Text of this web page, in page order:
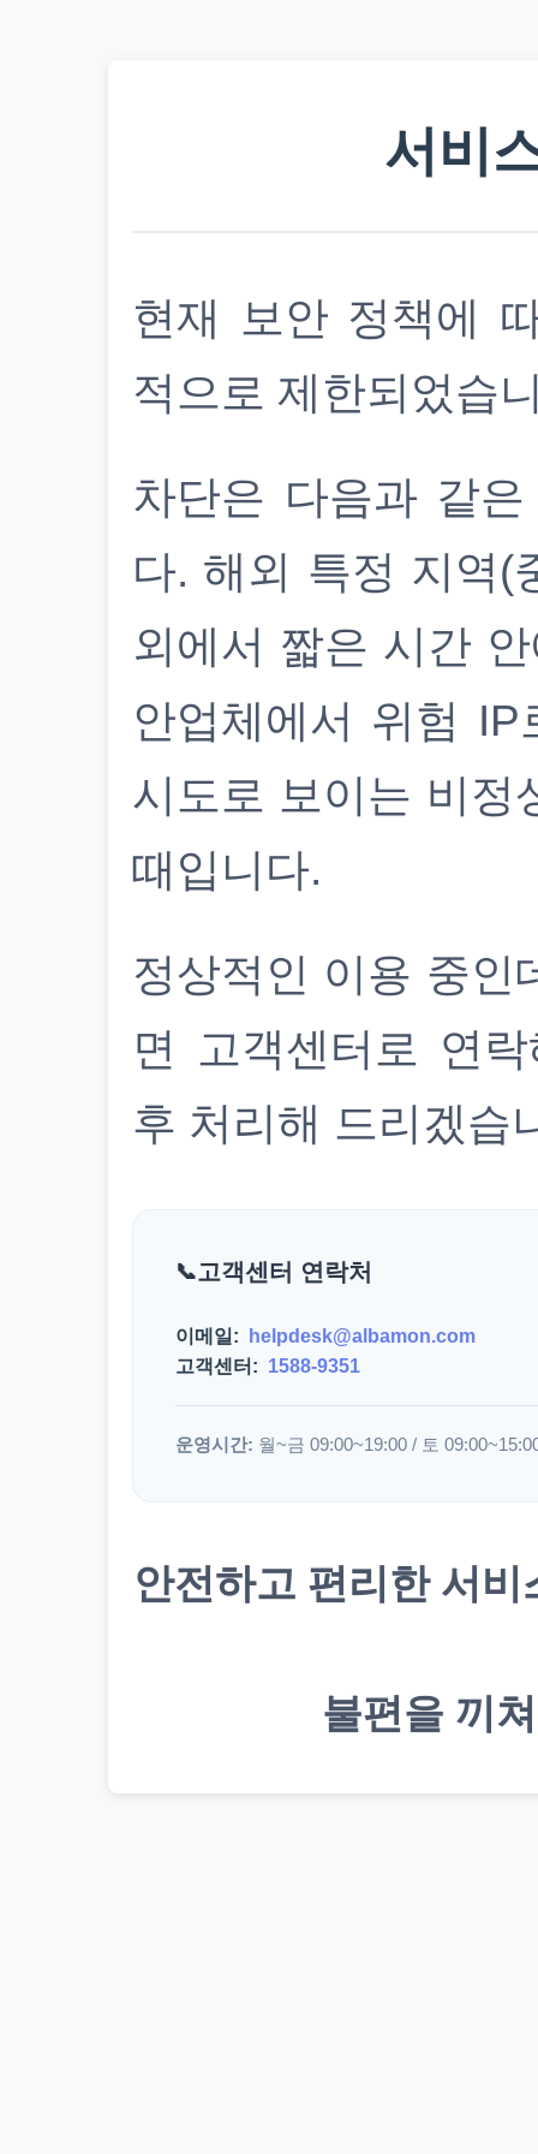
서비
현재 보안 정책에
적으로 제한되었습
차단은 다음과 같
다. 해외 특정 지역(
외에서 짧은 시간
안업체에서 위험
시도로 보이는 비정
때입니다.
정상적인 이용 중인
면 고객센터로 연
후 처리해 드리겠습
고객센터 연락처
이메일:
helpdesk@albamon.com
고객센터: 1588-9351
운영시간: 월~금 09:00~19:00 / 토
안전하고 편리한 서
불편을 끼